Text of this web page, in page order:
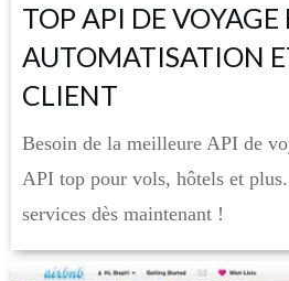
TOP API DE
AUTOMATISATION
CLIENT
Besoin de la meilleure API de
API top pour vols, hôtels et
services dès maintenant !